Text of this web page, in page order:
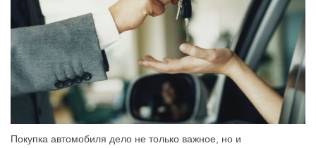
Покупка автомобиля дело не только важное, но и